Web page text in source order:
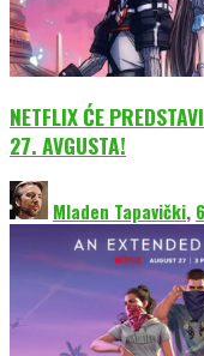
NETFLIX ĆE
27. AVGUSTA!
Mladen Tapavički,